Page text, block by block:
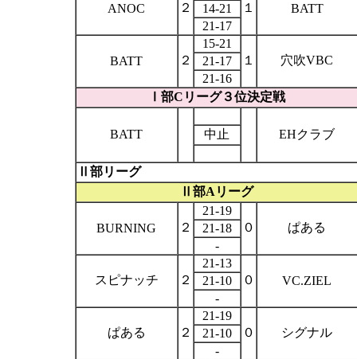
ANOC ２
１
BATT
14-21
21-17
BATT ２
15-21
１
穴吹VBC
21-17
21-16
Ⅰ部C リーグ３位決定戦
BATT EHクラブ
中止
Ⅱ部リーグ
Ⅱ部A リーグ
BURNING ２
21-19
０
ぱある
21-18
-
スピナッチ ２
21-13
０
VC.ZIEL
21-10
-
ぱある ２
21-19
０
シグナル
21-10
-